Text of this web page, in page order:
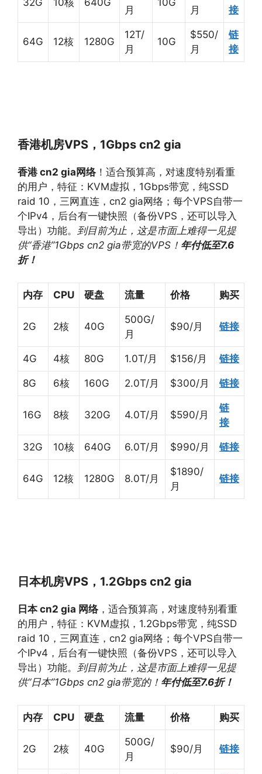
月
月
接
64G 12核 1280G
12T/
月
10G
$550/
月
链
接
香港机房VPS， 1Gbps cn2 gia
香港 cn2 gia网络！适合预算高，对速度特别看重
的用户，特征：KVM虚拟，1Gbps带宽，纯SSD
raid 10，三网直连，cn2 gia网络；每个VPS自带一
个IPv4，后台有一键快照（备份VPS，还可以导入
导出）功能。 到目前为止，这是市面上难得一见提
供“香港”1Gbps cn2 gia带宽的VPS！ 年付低至7.6
折！
内存 CPU 硬盘 流量 价格 购买
2G 2核 40G
500G/
月
$90/月 链接
4G 4核 80G 1.0T/月 $156/月 链接
8G 6核 160G 2.0T/月 $300/月 链接
16G 8核 320G 4.0T/月 $590/月
链
接
32G 10核 640G 6.0T/月 $990/月 链接
64G 12核 1280G 8.0T/月
$1890/
月
链接
日本机房VPS， 1.2Gbps cn2 gia
日本 cn2 gia 网络，适合预算高，对速度特别看重
的用户，特征：KVM虚拟，1.2Gbps带宽，纯SSD
raid 10，三网直连，cn2 gia网络；每个VPS自带一
个IPv4，后台有一键快照（备份VPS，还可以导入
导出）功能。 到目前为止，这是市面上难得一见提
供“日本”1Gbps cn2 gia带宽的！ 年付低至7.6折！
内存 CPU 硬盘 流量 价格 购买
2G 2核 40G
500G/
月
$90/月 链接